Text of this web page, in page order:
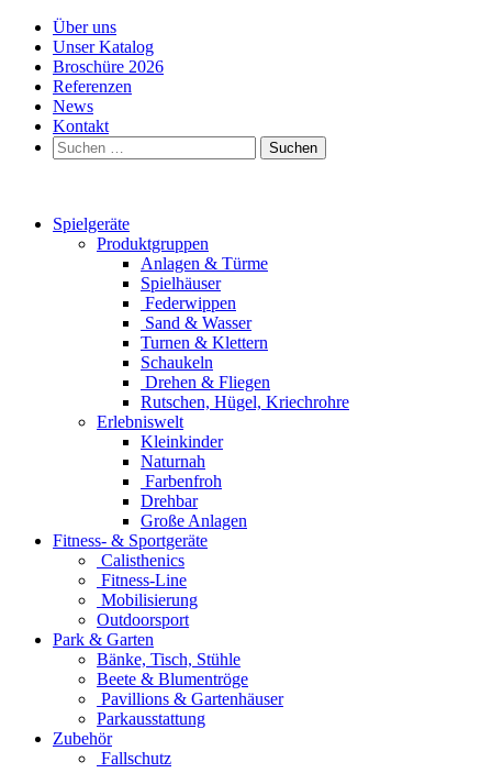
Über uns
Unser Katalog
Broschüre 2026
Referenzen
News
Kontakt
Suchen
nach:
Spielgeräte
Produktgruppen
Anlagen & Türme
Spielhäuser
Federwippen
Sand & Wasser
Turnen & Klettern
Schaukeln
Drehen & Fliegen
Rutschen, Hügel, Kriechrohre
Erlebniswelt
Kleinkinder
Naturnah
Farbenfroh
Drehbar
Große Anlagen
Fitness- & Sportgeräte
Calisthenics
Fitness-Line
Mobilisierung
Outdoorsport
Park & Garten
Bänke, Tisch, Stühle
Beete & Blumentröge
Pavillions & Gartenhäuser
Parkausstattung
Zubehör
Fallschutz